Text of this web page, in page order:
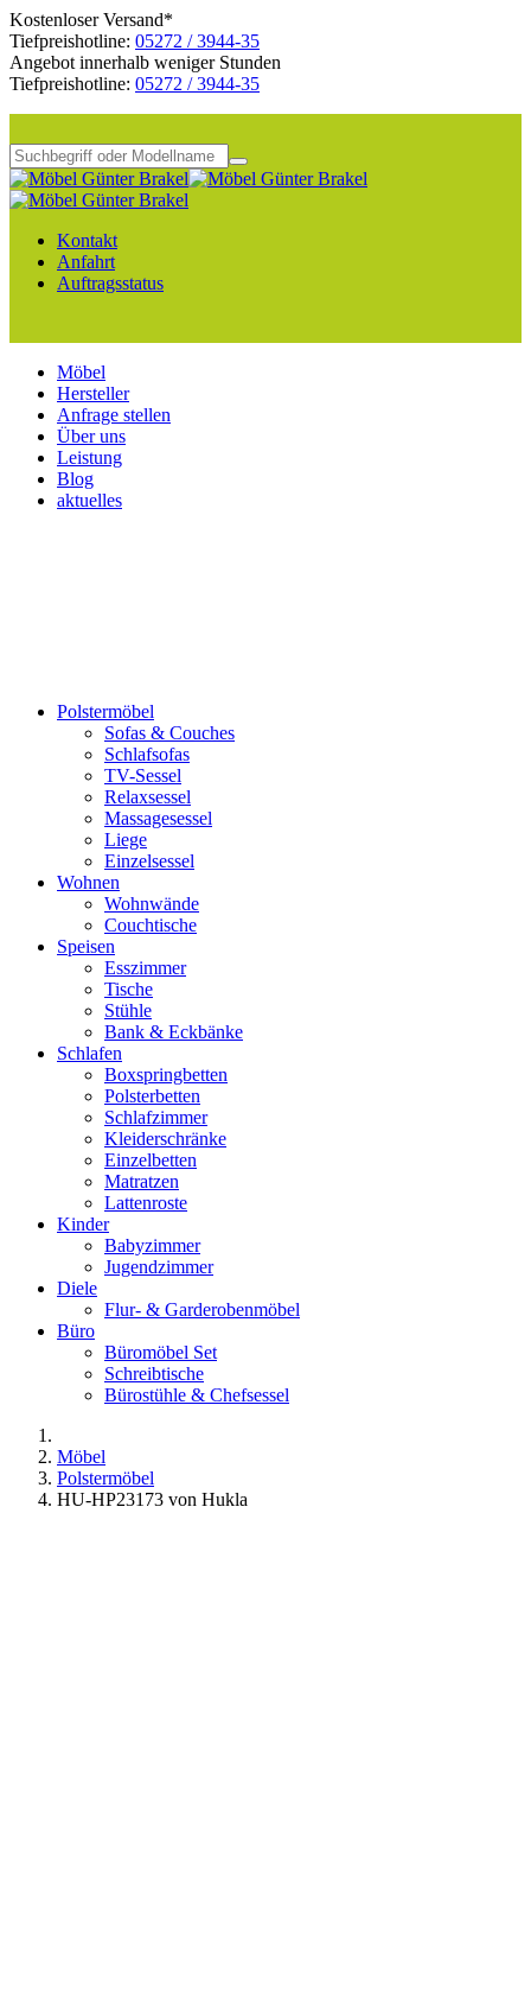
Kostenloser Versand*
Tiefpreishotline: 05272 / 3944-35
Angebot innerhalb weniger Stunden
Tiefpreishotline: 05272 / 3944-35
Kontakt
Anfahrt
Auftragsstatus
Möbel
Hersteller
Anfrage stellen
Über uns
Leistung
Blog
aktuelles
Polstermöbel
Sofas & Couches
Schlafsofas
TV-Sessel
Relaxsessel
Massagesessel
Liege
Einzelsessel
Wohnen
Wohnwände
Couchtische
Speisen
Esszimmer
Tische
Stühle
Bank & Eckbänke
Schlafen
Boxspringbetten
Polsterbetten
Schlafzimmer
Kleiderschränke
Einzelbetten
Matratzen
Lattenroste
Kinder
Babyzimmer
Jugendzimmer
Diele
Flur- & Garderobenmöbel
Büro
Büromöbel Set
Schreibtische
Bürostühle & Chefsessel
Möbel
Polstermöbel
HU-HP23173 von Hukla